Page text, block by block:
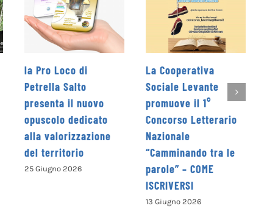
La Cooperativa
Sociale Levante
promuove il 1°
Concorso Letterario
Nazionale
“Camminando tra le
parole” – COME
Rieti Sport Festival XI
edizione dal 5 al 7
giugno
4 Giugno 2026